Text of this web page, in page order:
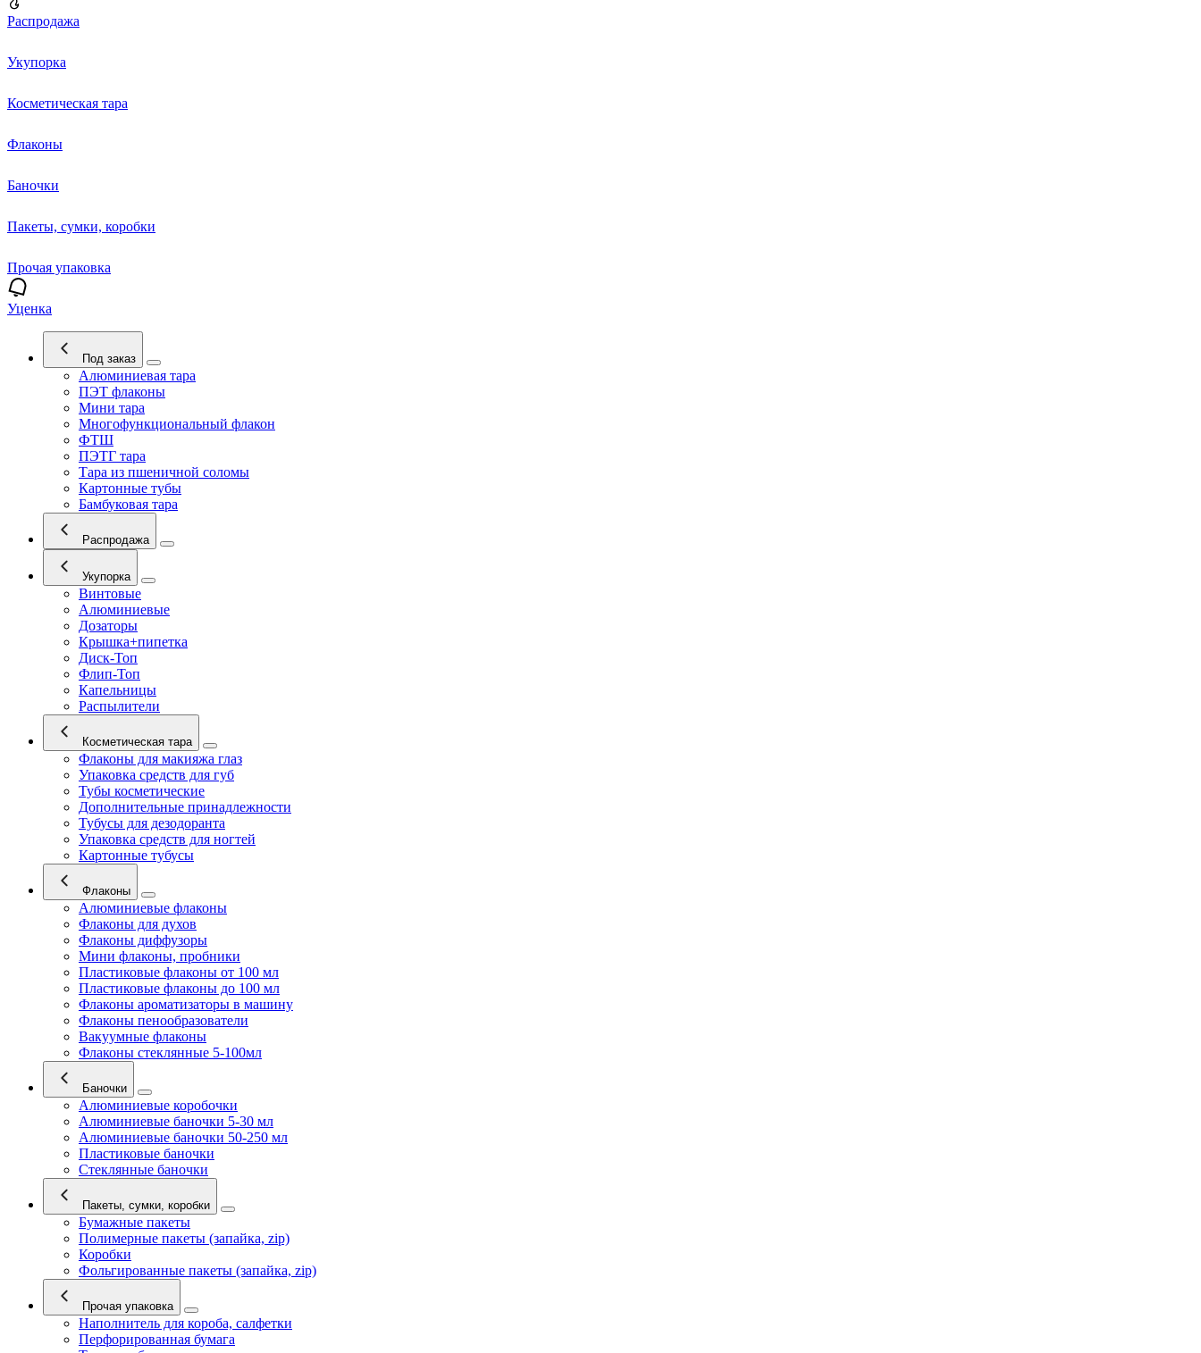
Распродажа
Укупорка
Косметическая тара
Флаконы
Баночки
Пакеты, сумки, коробки
Прочая упаковка
Уценка
Под заказ
Алюминиевая тара
ПЭТ флаконы
Мини тара
Многофункциональный флакон
ФТШ
ПЭТГ тара
Тара из пшеничной соломы
Картонные тубы
Бамбуковая тара
Распродажа
Укупорка
Винтовые
Алюминиевые
Дозаторы
Крышка+пипетка
Диск-Топ
Флип-Топ
Капельницы
Распылители
Косметическая тара
Флаконы для макияжа глаз
Упаковка средств для губ
Тубы косметические
Дополнительные принадлежности
Тубусы для дезодоранта
Упаковка средств для ногтей
Картонные тубусы
Флаконы
Алюминиевые флаконы
Флаконы для духов
Флаконы диффузоры
Мини флаконы, пробники
Пластиковые флаконы от 100 мл
Пластиковые флаконы до 100 мл
Флаконы ароматизаторы в машину
Флаконы пенообразователи
Вакуумные флаконы
Флаконы стеклянные 5-100мл
Баночки
Алюминиевые коробочки
Алюминиевые баночки 5-30 мл
Алюминиевые баночки 50-250 мл
Пластиковые баночки
Стеклянные баночки
Пакеты, сумки, коробки
Бумажные пакеты
Полимерные пакеты (запайка, zip)
Коробки
Фольгированные пакеты (запайка, zip)
Прочая упаковка
Наполнитель для короба, салфетки
Перфорированная бумага